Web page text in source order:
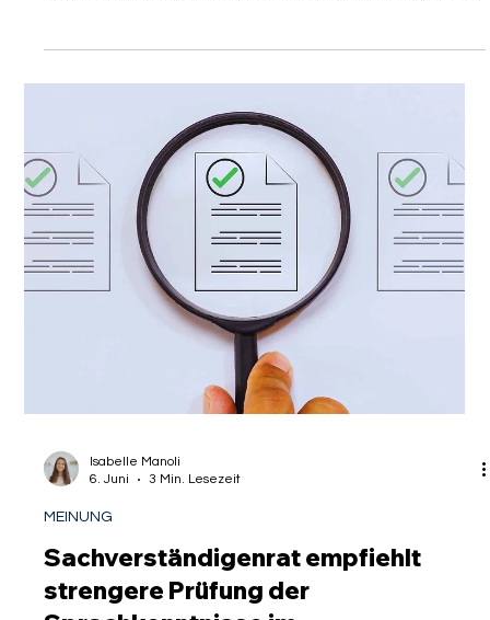
Vietnamesische Azubis: Lehren aus
dem Skandal von Altenburg
Ein Skandal um die Ausbeutung vietnamesischer Azubis
erschüttert die Migrationswelt in Deutschland. Stellen Sie sich
vor, Sie investieren das gesamte Vermögen Ihrer Familie –
umgerechnet über 30 Monatsgehälter –, um in einem
fremden Land am anderen Ende der Welt eine Zukunft
aufzubauen. Sie kommen mit der Hoffnung, das deutsche
Pflegesystem zu stützen und Ihren Eltern im Alter ein
würdevolles Leben zu ermöglichen. Doch statt der
versprochenen Karriere finden Sie sich in eine